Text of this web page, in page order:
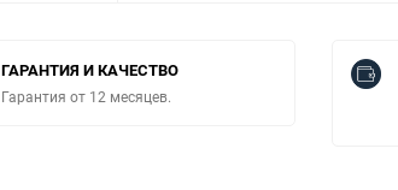
ГАРАНТИЯ И КАЧЕСТВО
Гарантия от 12 месяцев.